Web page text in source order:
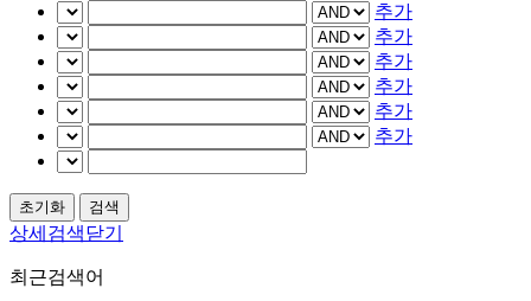
추가
추가
추가
추가
추가
추가
상세검색닫기
최근검색어